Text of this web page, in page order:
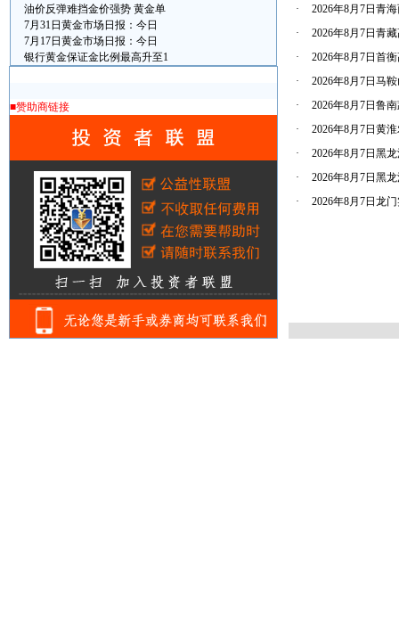
油价反弹难挡金价强势 黄金单
7月31日黄金市场日报：今日
7月17日黄金市场日报：今日
银行黄金保证金比例最高升至1
■赞助商链接
·
2026年8月7日青
·
2026年8月7日青
·
2026年8月7日首
·
2026年8月7日马
·
2026年8月7日鲁
·
2026年8月7日黄
·
2026年8月7日黑
·
2026年8月7日黑
·
2026年8月7日龙